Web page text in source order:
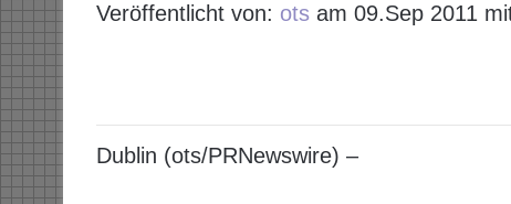
Veröffentlicht von: ots am 09.Sep 2011
Dublin (ots/PRNewswire) –